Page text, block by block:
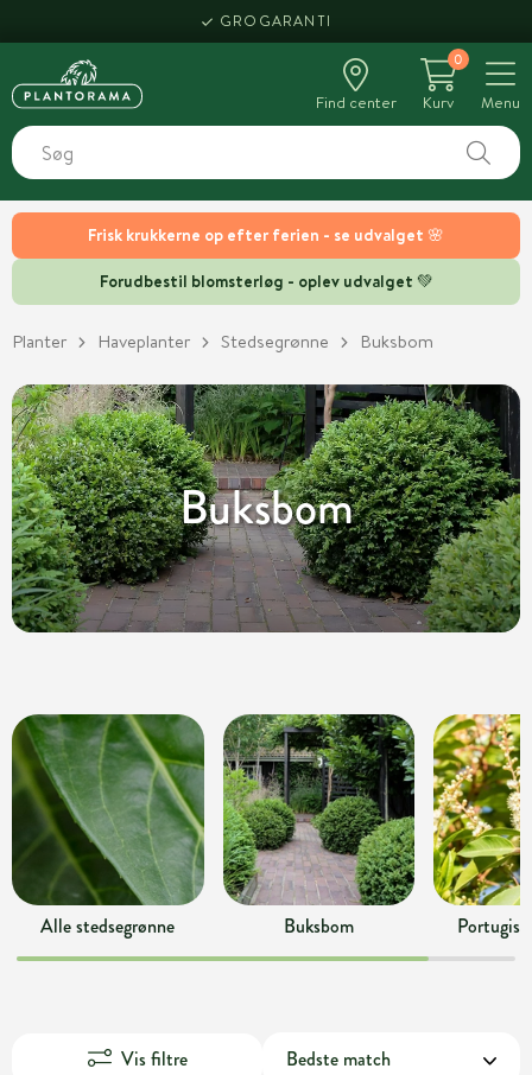
Frisk krukkerne op efter ferien - se udvalget 🌸
Forudbestil blomsterløg - oplev udvalget 💚
GROGARANTI
Find center
0
Kurv
Menu
Planter Haveplanter Stedsegrønne Buksbom
Buksbom
Alle stedsegrønne Buksbom
Vis filtre